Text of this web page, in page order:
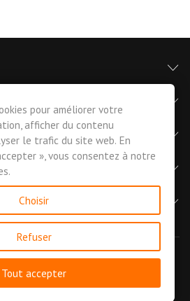
Générale des Matériaux™
pour améliorer votre
afficher du contenu
le trafic du site web. En
», vous consentez à notre
Choisir
Refuser
Tout accepter